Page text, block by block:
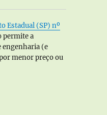
Estadual (SP) nº
permite a
engenharia (e
menor preço ou